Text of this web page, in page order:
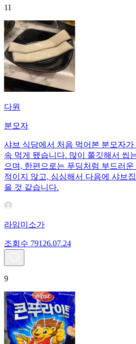
11
다원
분모자
샤브 식당에서 처음 먹어본 분모자가
속 먹게 됐습니다. 많이 쫄깃해서 씹
으며, 한편으로는 푸딩처럼 부드러
적이지 않고, 심심해서 다음에 샤브
을 것 같습니다.
라임미소가
조회수 791 26.07.24
9